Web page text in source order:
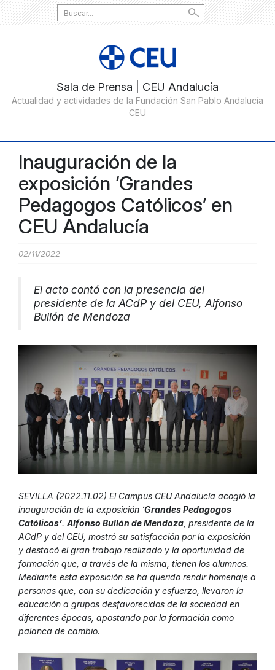
Search
for:
Inauguración de la
exposición ‘Grandes
Pedagogos Católicos’ en
CEU Andalucía
02/11/2022
El acto contó con la presencia del
presidente de la ACdP y del CEU, Alfonso
Bullón de Mendoza
SEVILLA (2022.11.02) El Campus CEU Andalucía acogió la
inauguración de la exposición ‘Grandes Pedagogos
Católicos’. Alfonso Bullón de Mendoza , presidente de la
ACdP y del CEU, mostró su satisfacción por la exposición
y destacó el gran trabajo realizado y la oportunidad de
formación que, a través de la misma, tienen los alumnos.
Mediante esta exposición se ha querido rendir homenaje a
personas que, con su dedicación y esfuerzo, llevaron la
educación a grupos desfavorecidos de la sociedad en
diferentes épocas, apostando por la formación como
palanca de cambio.